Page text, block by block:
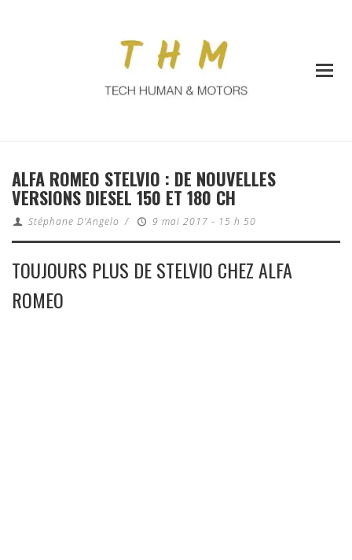
ALFA ROMEO STELVIO : DE NOUVELLES
VERSIONS DIESEL 150 ET 180 CH
Stéphane D'Angelo / 9 mai 2017 - 15 h 50
TOUJOURS PLUS DE STELVIO CHEZ ALFA
ROMEO